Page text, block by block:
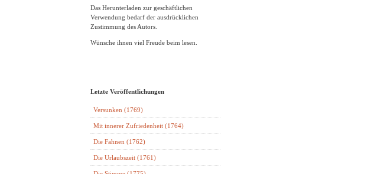
Das Herunterladen zur geschäftlichen
Verwendung bedarf der ausdrücklichen
Zustimmung des Autors.
Wünsche ihnen viel Freude beim lesen.
Letzte Veröffentlichungen
Versunken (1769)
Mit innerer Zufriedenheit (1764)
Die Fahnen (1762)
Die Urlaubszeit (1761)